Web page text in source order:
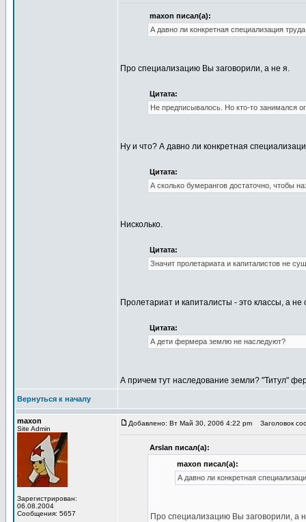
maxon писал(а):
А давно ли конкретная специализация
Про специализацию Вы заговорили, а не я.
Цитата:
Не предписывалось. Но кто-то занимался
Ну и что? А давно ли конкретная
Цитата:
А сколько бумерангов достаточно, чтобы
Нисколько.
Цитата:
Значит пролетариата и капиталистов не
Пролетариат и капиталисты - это классы, а не
Цитата:
А дети фермера землю не наследуют?
А причем тут наследование земли? "Титул"
Вернуться к началу
maxon
Site Admin
Зарегистрирован:
06.08.2004
Сообщения: 5657
Добавлено: Вт Май 30, 2006 4:22 pm Заголовок
Arslan писал(а):
maxon писал(а):
А давно ли конкретная
Про специализацию Вы заговорили, а